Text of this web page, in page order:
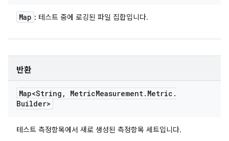
Map : 테스트 중에 로깅된 파일 집합입니다.
반환
Map<String , MetricMeasurement. Metric .
Builder>
테스트 측정항목에서 새로 생성된 측정항목 세트입니다.